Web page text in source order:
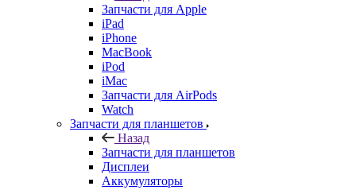
Запчасти для Apple
iPad
iPhone
MacBook
iPod
iMac
Запчасти для AirPods
Watch
Запчасти для планшетов
Назад
Запчасти для планшетов
Дисплеи
Аккумуляторы